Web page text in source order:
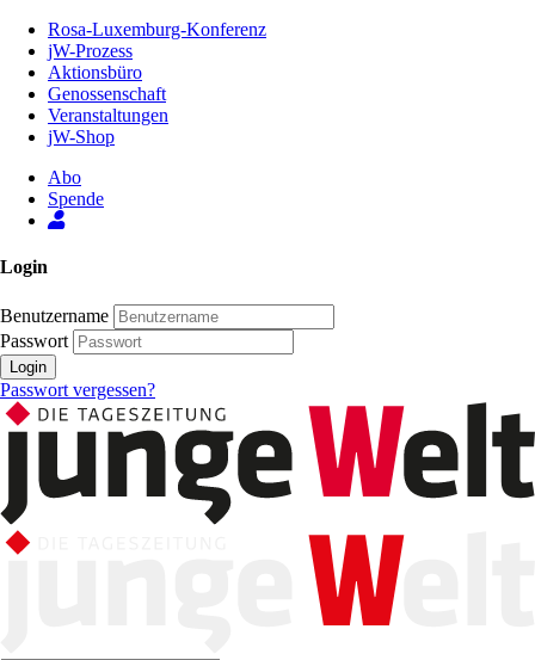
Inhalt
Seite
Rosa-Luxemburg-Konferenz
jW-Prozess
Aktionsbüro
Genossenschaft
Veranstaltungen
jW-Shop
Abo
Spende
Login
Benutzername
Passwort
Login
Passwort vergessen?